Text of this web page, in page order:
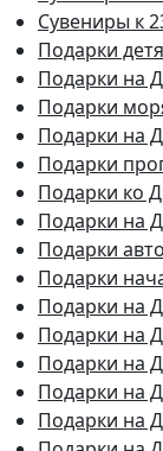
Сувениры к
Подарки
Подарки на
Подарки
Подарки на
Подарки
Подарки ко
Подарки на
Подарки
Подарки
Подарки на
Подарки на
Подарки на
Подарки на
Подарки на